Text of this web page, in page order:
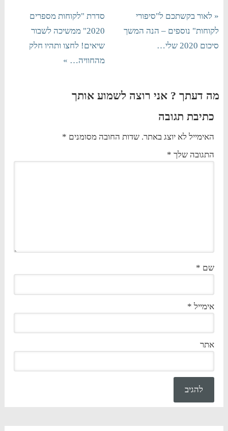
« לאור בקשתכם ל"סיפורי
לקוחות" נוספים – הנה המשך
סיכום 2020 שלי…
סדרת "לקוחות מספרים
2020" ממשיכה לשבור
שיאים! לחצו ותהיו חלק
מהחוויה… »
מה דעתך ? אני רוצה לשמוע אותך
כתיבת תגובה
האימייל לא יוצג באתר. שדות החובה מסומנים *
התגובה שלך *
שם *
אימייל *
אתר